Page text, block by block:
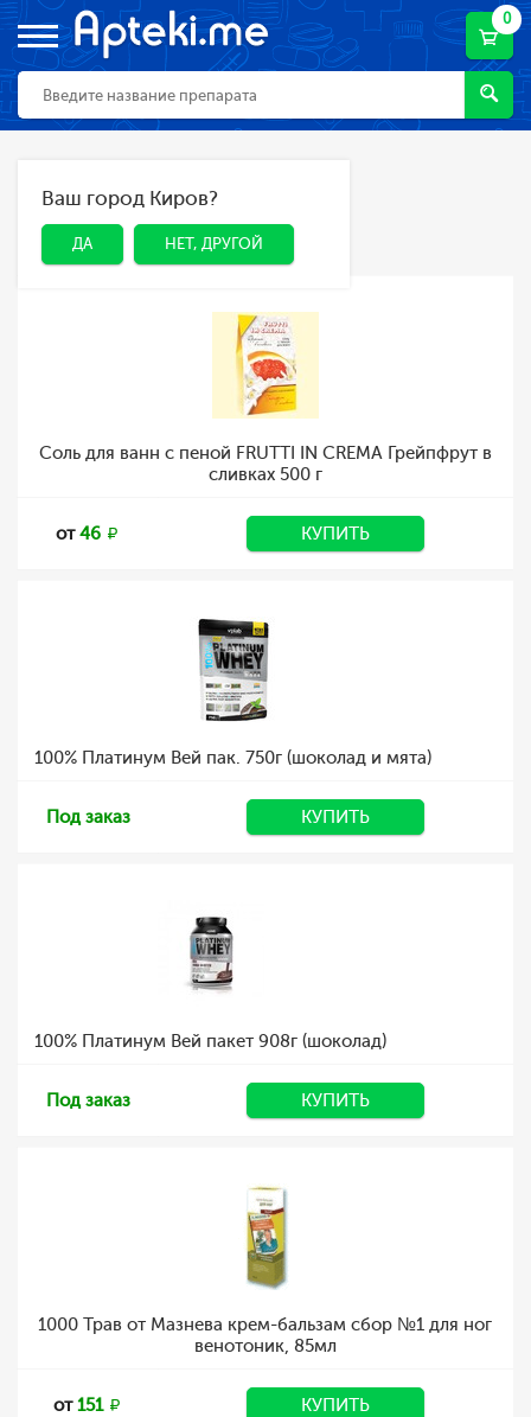
0
ДА НЕТ, ДРУГОЙ
Ваш город Киров?
ДА НЕТ, ДРУГОЙ
Главная Каталог
Каталог товаров
Соль для ванн с пеной FRUTTI IN CREMA Грейпфрут в
сливках 500 г
от46 КУПИТЬ
100% Платинум Вей пак. 750г (шоколад и мята)
Под заказ КУПИТЬ
100% Платинум Вей пакет 908г (шоколад)
Под заказ КУПИТЬ
1000 Трав от Мазнева крем-бальзам сбор №1 для ног
венотоник, 85мл
от151 КУПИТЬ